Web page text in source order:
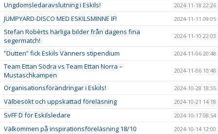
Ungdomsledaravslutning i Eskils! 2024-11-18 22:26
JUMPYARD-DISCO MED ESKILSMINNE IF! 2024-11-11 09:05
Stefan Robèrts härliga bilder från dagens fina
segermatch!
2024-11-10 22:03
”Dutten” fick Eskils Vänners stipendium 2024-11-06 20:48
Team Ettan Södra vs Team Ettan Norra –
Mustaschkampen
2024-11-06 10:48
Organisationsförändringar i Eskils! 2024-10-28 18:55
Välbesökt och uppskattad föreläsning 2024-10-21 14:18
SvFF D för Eskilsledare 2024-10-17 08:54
Välkommen på inspirationsföreläsning 18/10 2024-10-14 12:00